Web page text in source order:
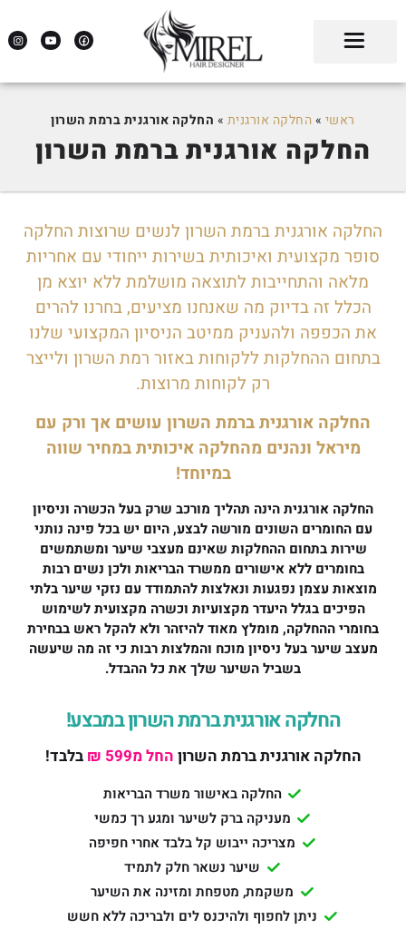
ראשי »החלקה אורגנית » החלקה אורגנית ברמת השרון
החלקה אורגנית ברמת השרון
החלקה אורגנית ברמת השרון לנשים שרוצות החלקה
סופר מקצועית ואיכותית בשירות ייחודי עם אחריות
מלאה והתחייבות לתוצאה מושלמת ללא יוצא מן
הכלל זה בדיוק מה שאנחנו מציעים, בחרנו להרים
את הכפפה ולהעניק ממיטב הניסיון המקצועי שלנו
בתחום ההחלקות ללקוחות באזור רמת השרון ולייצר
רק לקוחות מרוצות.
החלקה אורגנית ברמת השרון עושים אך ורק עם
מיראל ונהנים מהחלקה איכותית במחיר שווה
במיוחד!
החלקה אורגנית הינה תהליך מורכב שרק בעל הכשרה וניסיון
עם החומרים השונים מורשה לבצע, היום יש בכל פינה נותני
שירות בתחום ההחלקות שאינם מעצבי שיער ומשתמשים
בחומרים ללא אישורים ממשרד הבריאות ולכן נשים רבות
מוצאות עצמן נפגעות ונאלצות להתמודד עם נזקי שיער בלתי
הפיכים בגלל היעדר מקצועיות וכשרה מקצועית לשימוש
בחומרי ההחלקה, מומלץ מאוד להיזהר ולא להקל ראש בבחירת
מעצב שיער בעל ניסיון מוכח והמלצות רבות כי זה מה שיעשה
בשביל השיער שלך את כל ההבדל.
החלקה אורגנית ברמת השרון במבצע!
החלקה אורגנית ברמת השרון החל מ599 ₪ בלבד!
החלקה באישור משרד הבריאות
מעניקה ברק לשיער ומגע רך כמשי
מצריכה ייבוש קל בלבד אחרי חפיפה
שיער נשאר חלק לתמיד
משקמת, מטפחת ומזינה את השיער
ניתן לחפוף ולהיכנס לים ולבריכה ללא חשש